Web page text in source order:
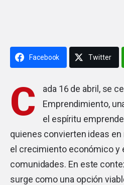
Facebook Twitter
C
ada 16 de abril, se
Emprendimiento,
el espíritu
quienes convierten ideas
el crecimiento económico y
comunidades. En este
surge como una opción